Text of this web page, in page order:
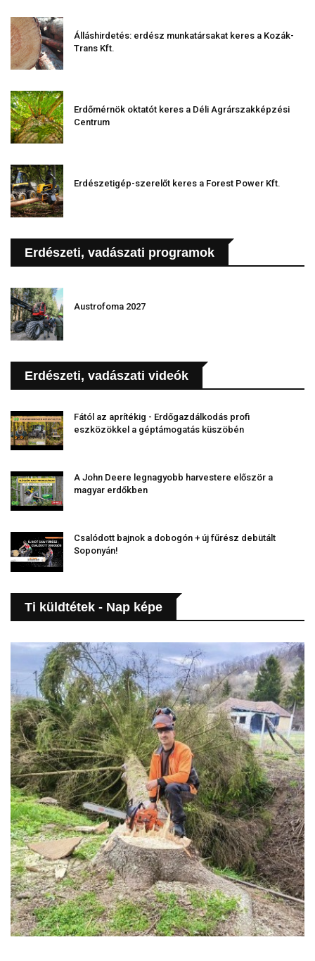
Álláshirdetés: erdész munkatársakat keres a Kozák-
Trans Kft.
Erdőmérnök oktatót keres a Déli Agrárszakképzési
Centrum
Erdészetigép-szerelőt keres a Forest Power Kft.
Erdészeti, vadászati programok
Austrofoma 2027
Erdészeti, vadászati videók
Fától az aprítékig - Erdőgazdálkodás profi
eszközökkel a géptámogatás küszöbén
A John Deere legnagyobb harvestere először a
magyar erdőkben
Csalódott bajnok a dobogón + új fűrész debütált
Soponyán!
Ti küldtétek - Nap képe